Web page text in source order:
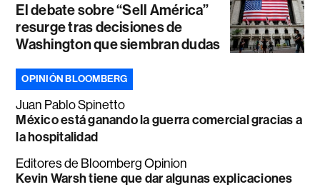
El debate sobre “Sell América”
resurge tras decisiones de
Washington que siembran dudas
OPINIÓN BLOOMBERG
Juan Pablo Spinetto
México está ganando la guerra comercial gracias a
la hospitalidad
Editores de Bloomberg Opinion
Kevin Warsh tiene que dar algunas explicaciones